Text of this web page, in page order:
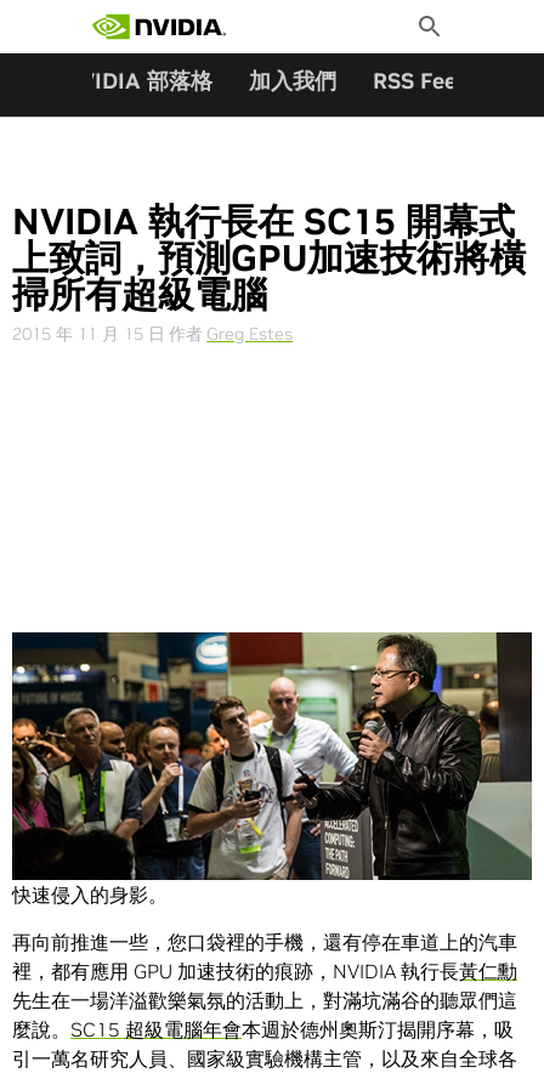
Toggle
Search
NVIDIA 部落格 加入我們 RSS Feeds
NVIDIA 執行長在 SC15 開幕式
上致詞，預測GPU加速技術將橫
掃所有超級電腦
2015 年 11 月 15 日 作者 Greg Estes
Share
從冷僻的科學研究到我們日常生活的核心，都有著超級電腦
快速侵入的身影。
再向前推進一些，您口袋裡的手機，還有停在車道上的汽車
裡，都有應用 GPU 加速技術的痕跡，NVIDIA 執行長黃仁勳
先生在一場洋溢歡樂氣氛的活動上，對滿坑滿谷的聽眾們這
麼說。 SC15 超級電腦年會本週於德州奧斯汀揭開序幕，吸
引一萬名研究人員、國家級實驗機構主管，以及來自全球各